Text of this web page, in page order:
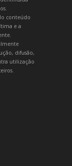
conteúdo
e a
difusão,
utilização